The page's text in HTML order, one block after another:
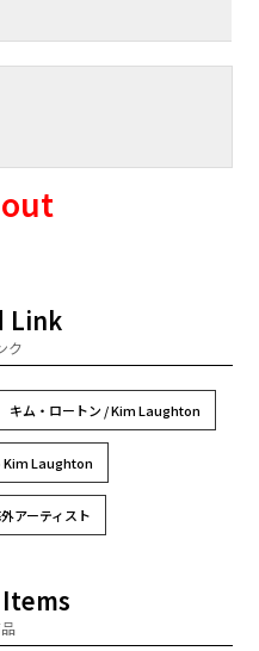
Link
ク
キム・ロートン / Kim Laughton
Kim Laughton
アーティスト